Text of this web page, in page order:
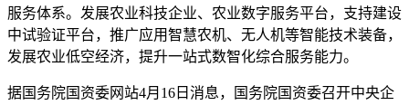
服务体系。发展农业科技企业、农业数字服务平台，支持建设
中试验证平台，推广应用智慧农机、无人机等智能技术装备，
发展农业低空经济，提升一站式数智化综合服务能力。
据国务院国资委网站4月16日消息，国务院国资委召开中央企